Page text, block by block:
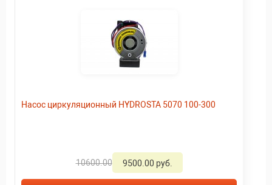
Насос циркуляционный HYDROSTA 5070 100-300
10600.00 9500.00 руб.